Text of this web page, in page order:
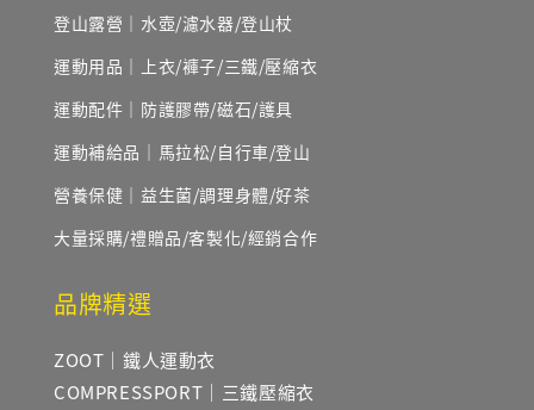
登山露營｜水壺/濾水器/登山杖
運動用品｜上衣/褲子/三鐵/壓縮衣
運動配件｜防護膠帶/磁石/護具
運動補給品｜馬拉松/自行車/登山
營養保健｜益生菌/調理身體/好茶
大量採購/禮贈品/客製化/經銷合作
品牌精選
ZOOT｜鐵人運動衣
COMPRESSPORT｜三鐵壓縮衣